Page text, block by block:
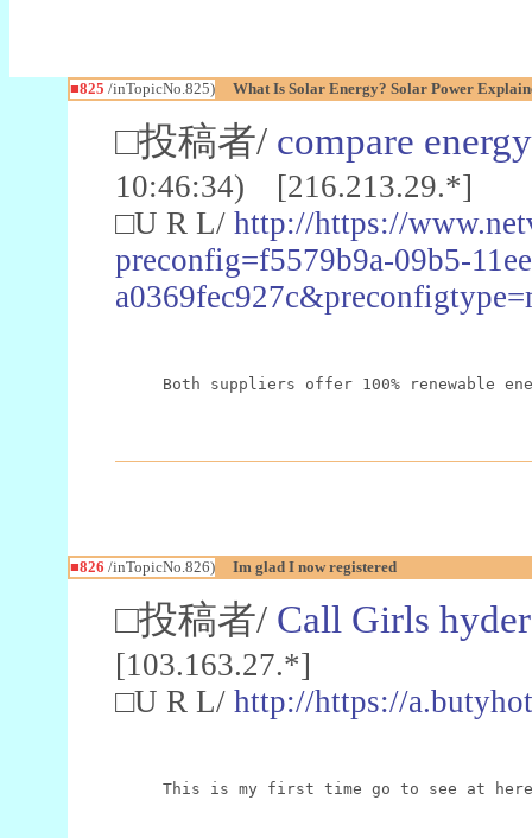
■825 /inTopicNo.825) What Is Solar Energy? Solar Power
□投稿者/ compare
10:46:34) [216.213.29.*]
□U R L/ http://https://
preconfig=f5579b9a-09b5-
Both suppliers offer 100% renewable
■826 /inTopicNo.826) Im glad I now registered
□投稿者/ Call Girls
[103.163.27.*]
□U R L/ http://https://
This is my first time go to see at